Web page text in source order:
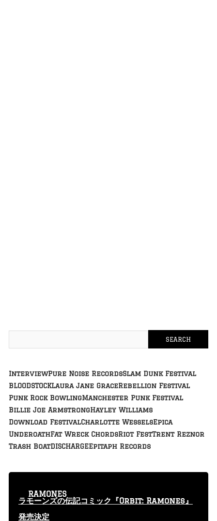
InterviewPure Noise RecordsSlam Dunk Festival
BLOODSTOCKLaura Jane GraceRebellion Festival
Punk Rock BowlingManchester Punk Festival
Billie Joe ArmstrongHayley Williams
Download FestivalCharlotte WesselsEpica
UnderoathFat Wreck ChordsRiot FestTrent Reznor
Trash BoatDISCHARGEEpitaph Records
ラモーンズの伝記コミック『Orbit: Ramones』
発売決定
RAMONES